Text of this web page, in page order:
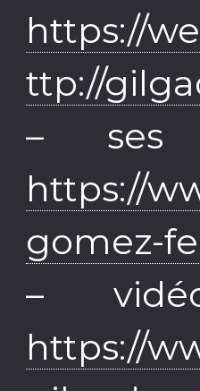
https://
ttp://
– ses
https://
gomez-
–
https://